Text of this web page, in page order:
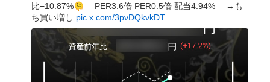
比−10.87%🫠 PER3.6倍 PER0.5倍 配当4.94% →も
ち買い増し pic.x.com/3pvDQkvkDT